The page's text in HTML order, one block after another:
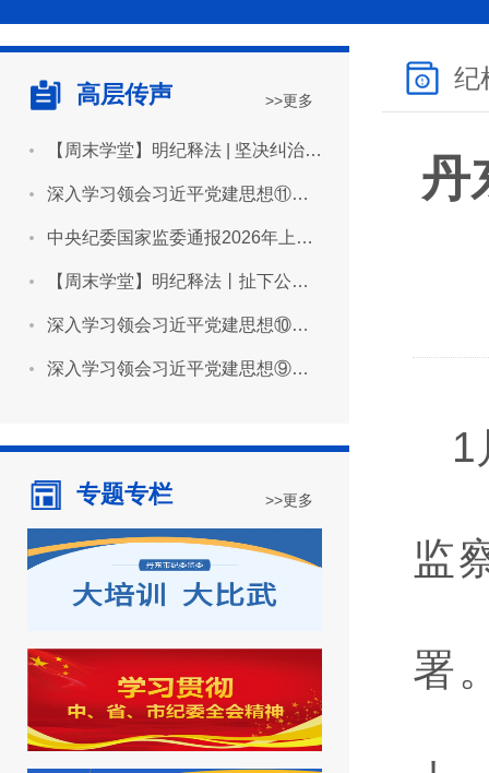
高层传声 >>更多
【周末学堂】明纪释法 | 坚决纠治“形象工程”“政绩工程”
深入学习领会习近平党建思想⑪坚持用严明的纪律管全党治全党
中央纪委国家监委通报2026年上半年全国纪检监察机关监督检查审查调查情况
【周末学堂】明纪释法丨扯下公款旅游的“隐身衣”
深入学习领会习近平党建思想⑩坚持推进作风建设常态化长效化
深入学习领会习近平党建思想⑨坚持建设堪当民族复兴重任的高素质干部队伍
专题专栏 >>更多
纪
丹
1
监
署